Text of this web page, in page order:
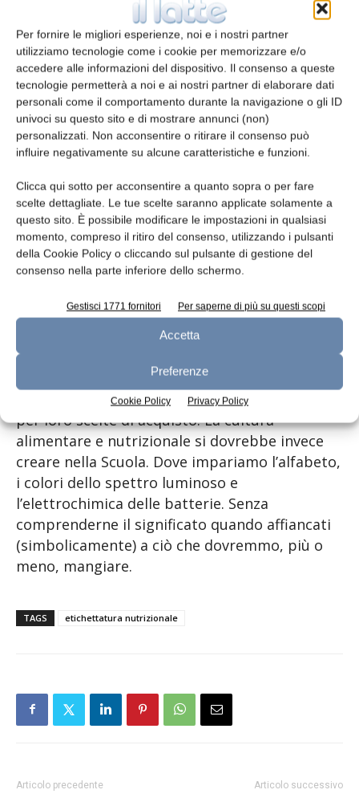
Per fornire le migliori esperienze, noi e i nostri partner
utilizziamo tecnologie come i cookie per memorizzare e/o
accedere alle informazioni del dispositivo. Il consenso a queste
tecnologie permetterà a noi e ai nostri partner di elaborare dati
personali come il comportamento durante la navigazione o gli ID
univoci su questo sito e di mostrare annunci (non)
personalizzati. Non acconsentire o ritirare il consenso può
influire negativamente su alcune caratteristiche e funzioni.
Clicca qui sotto per acconsentire a quanto sopra o per fare
scelte dettagliate. Le tue scelte saranno applicate solamente a
questo sito. È possibile modificare le impostazioni in qualsiasi
momento, compreso il ritiro del consenso, utilizzando i pulsanti
della Cookie Policy o cliccando sul pulsante di gestione del
consenso nella parte inferiore dello schermo.
Gestisci 1771 fornitori Per saperne di più su questi scopi
Accetta
Preferenze
Cookie Policy Privacy Policy
premesse, non è improbabile che il
consumatore possa escludere a priori alcuni
alimenti (o alcuni dei nutrienti che
contengono) sulla base di una valutazione del
tutto soggettiva dei rischi o dei vantaggi che
tale esclusione comporta.
sono condizionate anche dalla capacità di
spesa. Che, quando bassa, porta i consumatori
ad acquistare alimenti che soddisfano bisogni
di livello inferiore, soprattutto nutrizionale.
penso che il semaforo o la batteria non siano
comunque sufficienti. E neanche adeguati se i
consumatori non percepiscono o non
interpretano correttamente questo tipo di
informazioni, o non le ritengono prioritarie
per loro scelte di acquisto. La cultura
alimentare e nutrizionale si dovrebbe invece
creare nella Scuola. Dove impariamo l’alfabeto,
i colori dello spettro luminoso e
l’elettrochimica delle batterie. Senza
comprenderne il significato quando affiancati
(simbolicamente) a ciò che dovremmo, più o
meno, mangiare.
TAGS etichettatura nutrizionale
Articolo precedente Articolo successivo